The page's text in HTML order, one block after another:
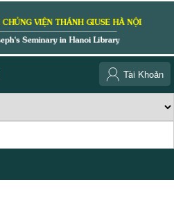
Tài Khoản